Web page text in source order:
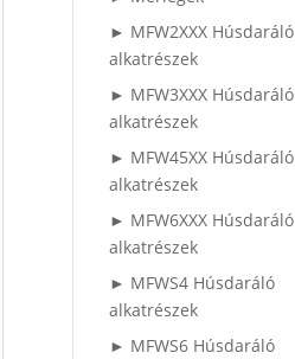
► MFW2XXX Húsdaráló
alkatrészek
► MFW3XXX Húsdaráló
alkatrészek
► MFW45XX Húsdaráló
alkatrészek
► MFW6XXX Húsdaráló
alkatrészek
► MFWS4 Húsdaráló
alkatrészek
► MFWS6 Húsdaráló